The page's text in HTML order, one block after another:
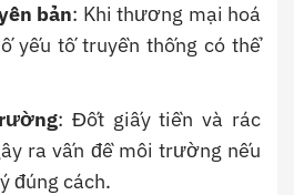
bản: Khi thương mại hoá
yếu tố truyền thống có thể
: Đốt giấy tiền và rác
ra vấn đề môi trường nếu
đúng cách.